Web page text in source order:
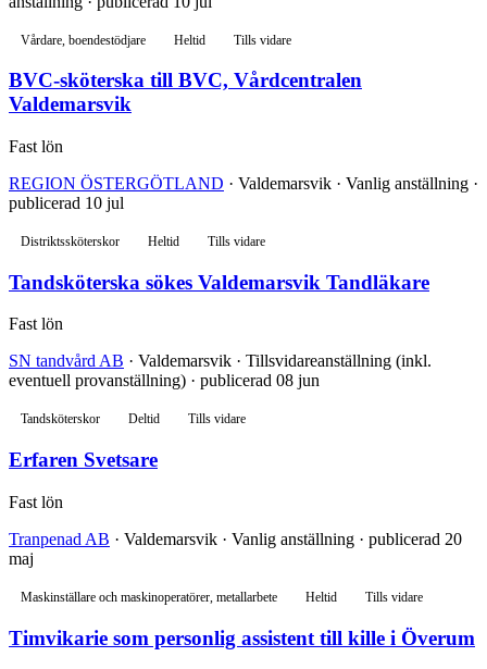
Vårdare, boendestödjare Heltid Tills vidare
BVC-sköterska till BVC, Vårdcentralen
Valdemarsvik
Fast lön
REGION ÖSTERGÖTLAND · Valdemarsvik · Vanlig anställning ·
publicerad 10 jul
Distriktssköterskor Heltid Tills vidare
Tandsköterska sökes Valdemarsvik Tandläkare
Fast lön
SN tandvård AB · Valdemarsvik · Tillsvidareanställning (inkl.
eventuell provanställning) · publicerad 08 jun
Tandsköterskor Deltid Tills vidare
Erfaren Svetsare
Fast lön
Tranpenad AB · Valdemarsvik · Vanlig anställning · publicerad 20
maj
Maskinställare och maskinoperatörer, metallarbete Heltid Tills vidare
Timvikarie som personlig assistent till kille i Överum